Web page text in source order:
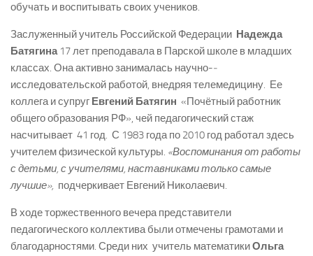
обучать и воспитывать своих учеников.
Заслуженный учитель Российской Федерации Надежда
Батягина17 лет преподавала в Парской школе в младших
классах. Она активно занималась научно-­
исследовательской работой, внедряя телемедицину. Ее
коллега и супруг Евгений Батягин ­ «Почётный работник
общего образования РФ», чей педагогический стаж
насчитывает 41 год. С 1983 года по 2010 год работал здесь
учителем физической культуры. «Воспоминания от работы
с детьми, с учителями, наставниками только самые
лучшие», ­ подчеркивает Евгений Николаевич.
В ходе торжественного вечера представители
педагогического коллектива были отмечены грамотами и
благодарностями. Среди них ­ учитель математикиОльга